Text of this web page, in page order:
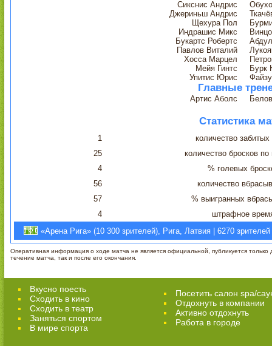
Сикснис Андрис
Джериньш Андрис
Щехура Пол
Индрашис Микс
Букартс Робертс
Павлов Виталий
Хосса Марцел
Мейя Гинтс
Бурк
Упитис Юрис
Главные
Артис Аболс
Статистика
1
количество
25
количество бросков по
4
% голевых
56
количество
57
% выигранных
4
штрафное
«Арена Рига» (10 300 зрителей), Рига, Латвия | 6270 зрителей
Оперативная информация о ходе матча не является официальной, публикуется только
течение матча, так и после его окончания.
Вкусно поесть
Сходить в кино
Cходить в театр
Заняться спортом
В мире спорта
Посетить салон spa/
Отдохнуть в компании
Активно отдохнуть
Работа в городе